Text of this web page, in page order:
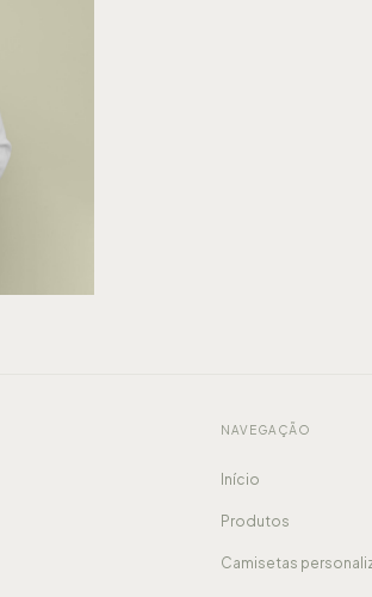
NAVEGAÇÃO
Início
Produtos
Camisetas